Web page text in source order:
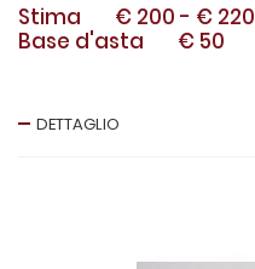
Stima € 200 - € 220
Base d'asta
€ 50
DETTAGLIO